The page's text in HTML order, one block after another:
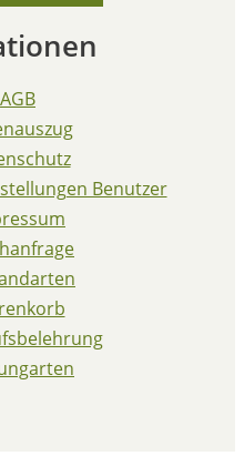
AGB
Benutzer